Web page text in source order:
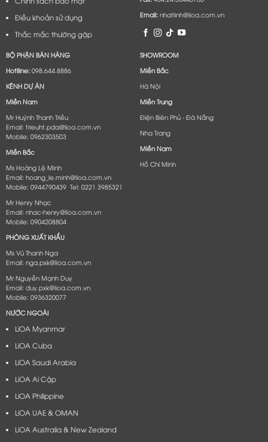
Điều khoản sử dụng
Thắc mắc thường gặp
Email:nhatlinh@lioa.com.vn
BỘ PHẬN BÁN HÀNG
Hotlline:098.644.8886
KÊNH DỰ ÁN
Miền Nam
Mr Huỳnh Thanh Triều
Email: trieuht.pda@lioa.com.vn
Mobile: 0962303503
Miền Bắc
Ms Hoàng Lệ Minh
Email: hoang_le.minh@lioa.com.vn
Mobile: 0944790439 Tel: 0221 3985321
Mr Henry Nhạc
Email: nhac-henry@lioa.com.vn
Mobile: 0904208804
PHÒNG XUẤT KHẨU
Ms Vũ Thanh Nga
Email: nga.pxk@lioa.com.vn
Mr Nguyễn Mạnh Duy
Email: duy.pxk@lioa.com.vn
Mobile: 0936320077
SHOWROOM
Miền Bắc
Hà Nội
Miền Trung
Điện Biên Phủ - Đà Nẵng​
Nha Trang
Miền Nam
Hồ Chí Minh
NƯỚC NGOÀI
LiOA Myanmar
LiOA Cuba
LiOA Saudi Arabia
LiOA Ai Cập
LiOA Philippine
LiOA UAE & OMAN
LiOA Australia & New Zealand